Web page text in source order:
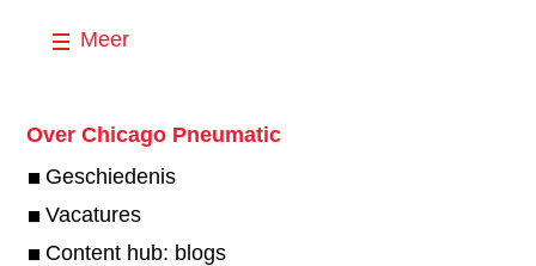
Meer
Over Chicago Pneumatic
Geschiedenis
Vacatures
Content hub: blogs